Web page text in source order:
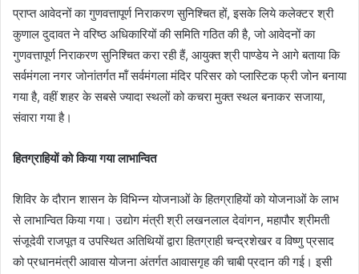
प्राप्त आवेदनों का गुणवत्तापूर्ण निराकरण सुनिश्चित हों, इसके लिये कलेक्टर श्री
कुणाल दुदावत ने वरिष्ठ अधिकारियों की समिति गठित की है, जो आवेदनों का
गुणवत्तापूर्ण निराकरण सुनिश्चित करा रही हैं, आयुक्त श्री पाण्डेय ने आगे बताया कि
सर्वमंगला नगर जोनांतर्गत मॉं सर्वमंगला मंदिर परिसर को प्लास्टिक फ्री जोन बनाया
गया है, वहीं शहर के सबसे ज्यादा स्थलों को कचरा मुक्त स्थल बनाकर सजाया,
संवारा गया है।
हितग्राहियों को किया गया लाभान्वित
शिविर के दौरान शासन के विभिन्न योजनाओं के हितग्राहियों को योजनाओं के लाभ
से लाभान्वित किया गया। उद्योग मंत्री श्री लखनलाल देवांगन, महापौर श्रीमती
संजूदेवी राजपूत व उपस्थित अतिथियों द्वारा हितग्राही चन्द्रशेखर व विष्णु प्रसाद
को प्रधानमंत्री आवास योजना अंतर्गत आवासगृह की चाबी प्रदान की गई। इसी